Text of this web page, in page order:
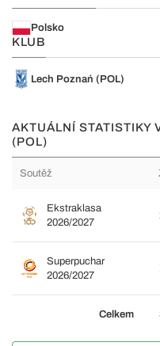
Polsko
KLUB
Lech Poznań (POL)
AKTUÁLNÍ STATISTIKY
(POL)
Soutěž
Ekstraklasa
2026/2027
Superpuchar
2026/2027
Celkem